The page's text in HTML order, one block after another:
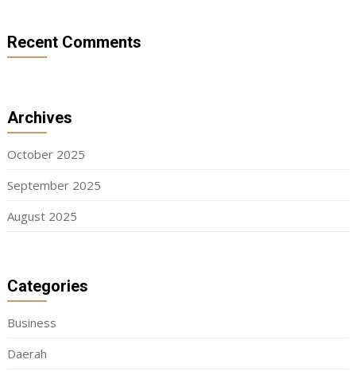
Recent Comments
Archives
October 2025
September 2025
August 2025
Categories
Business
Daerah